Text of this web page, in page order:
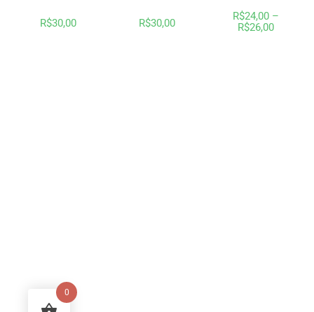
R$30,00 R$30,00
R$24,00 –
R$26,00
0